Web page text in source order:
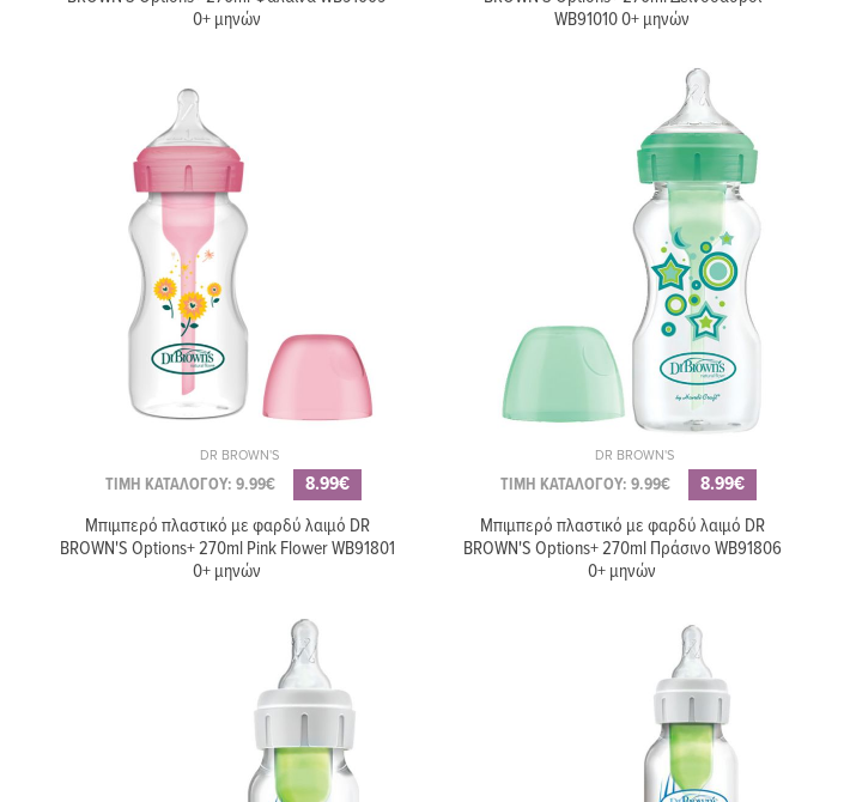
0+ μηνών
WB91010 0+ μηνών
DR BROWN'S
ΤΙΜΗ ΚΑΤΑΛΟΓΟΥ: 9.99€
8.99€
Μπιμπερό πλαστικό με φαρδύ λαιμό DR
BROWN'S Options+ 270ml Pink Flower WB91801
0+ μηνών
DR BROWN'S
ΤΙΜΗ ΚΑΤΑΛΟΓΟΥ: 9.99€
8.99€
Μπιμπερό πλαστικό με φαρδύ λαιμό DR
BROWN'S Options+ 270ml Πράσινο WB91806
0+ μηνών